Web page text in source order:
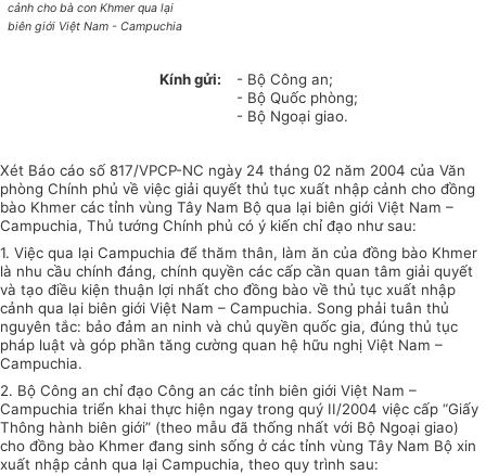
cảnh cho bà con Khmer qua lại
biên giới Việt Nam - Campuchia
Kính gửi:
- Bộ Công an;
- Bộ Quốc phòng;
- Bộ Ngoại giao.
Xét Báo cáo số 817/VPCP-NC ngày 24 tháng 02 năm 2004 của Văn
phòng Chính phủ về việc giải quyết thủ tục xuất nhập cảnh cho đồng
bào Khmer các tỉnh vùng Tây Nam Bộ qua lại biên giới Việt Nam –
Campuchia, Thủ tướng Chính phủ có ý kiến chỉ đạo như sau:
1. Việc qua lại Campuchia để thăm thân, làm ăn của đồng bào Khmer
là nhu cầu chính đáng, chính quyền các cấp cần quan tâm giải quyết
và tạo điều kiện thuận lợi nhất cho đồng bào về thủ tục xuất nhập
cảnh qua lại biên giới Việt Nam – Campuchia. Song phải tuân thủ
nguyên tắc: bảo đảm an ninh và chủ quyền quốc gia, đúng thủ tục
pháp luật và góp phần tăng cường quan hệ hữu nghị Việt Nam –
Campuchia.
2. Bộ Công an chỉ đạo Công an các tỉnh biên giới Việt Nam –
Campuchia triển khai thực hiện ngay trong quý II/2004 việc cấp “Giấy
Thông hành biên giới” (theo mẫu đã thống nhất với Bộ Ngoại giao)
cho đồng bào Khmer đang sinh sống ở các tỉnh vùng Tây Nam Bộ xin
xuất nhập cảnh qua lại Campuchia, theo quy trình sau: